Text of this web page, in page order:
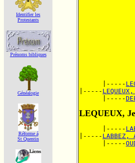
Identifier les
Protestants
Prénoms bibliques
Généalogie
Réforme á
St Quentin
      |-----
|-----
      |-----
LEQUEUX,
      |-----
|-----
      |-----